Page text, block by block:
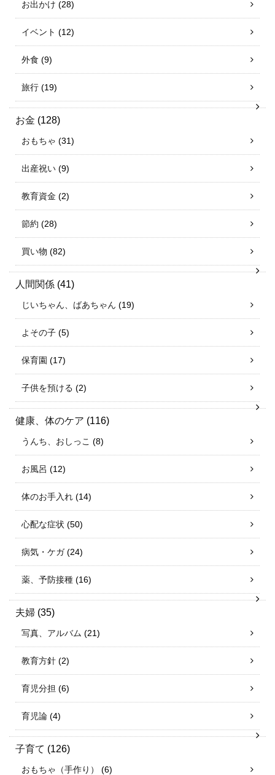
お出かけ (28)
イベント (12)
外食 (9)
旅行 (19)
お金 (128)
おもちゃ (31)
出産祝い (9)
教育資金 (2)
節約 (28)
買い物 (82)
人間関係 (41)
じいちゃん、ばあちゃん (19)
よその子 (5)
保育園 (17)
子供を預ける (2)
健康、体のケア (116)
うんち、おしっこ (8)
お風呂 (12)
体のお手入れ (14)
心配な症状 (50)
病気・ケガ(24)
薬、予防接種 (16)
夫婦 (35)
写真、アルバム (21)
教育方針 (2)
育児分担 (6)
育児論 (4)
子育て (126)
おもちゃ（手作り） (6)